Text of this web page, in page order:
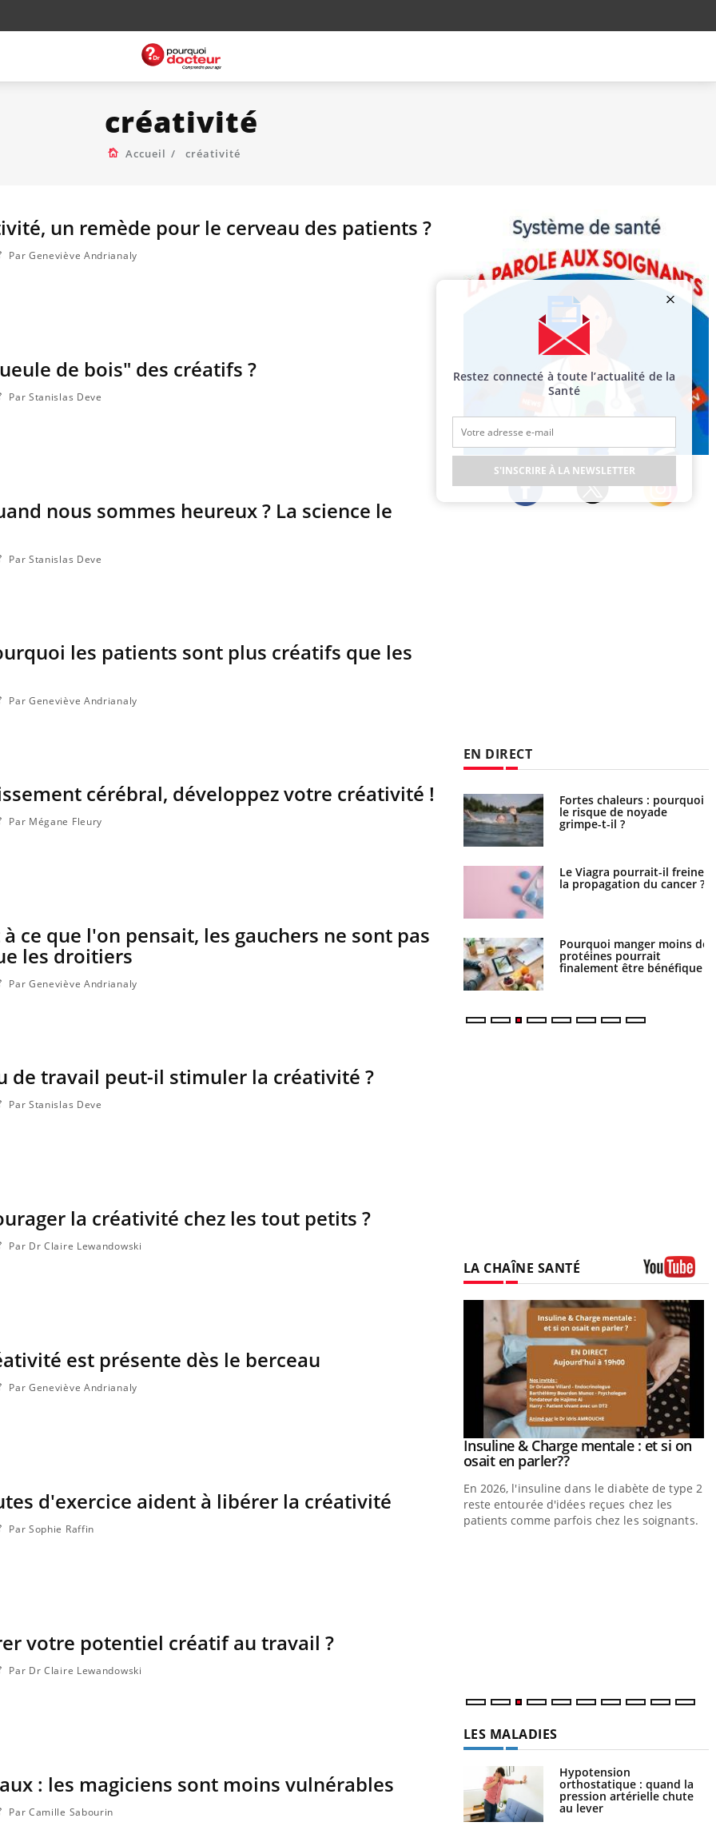
créativité
Accueil créativité
un remède pour le cerveau des patients ?
Par Geneviève Andrianaly
de bois" des créatifs ?
Par Stanislas Deve
nous sommes heureux ? La science le
Par Stanislas Deve
les patients sont plus créatifs que les
Par Geneviève Andrianaly
cérébral, développez votre créativité !
Par Mégane Fleury
ce que l'on pensait, les gauchers ne sont pas
les droitiers
Par Geneviève Andrianaly
de travail peut-il stimuler la créativité ?
Par Stanislas Deve
la créativité chez les tout petits ?
Par Dr Claire Lewandowski
est présente dès le berceau
Par Geneviève Andrianaly
d'exercice aident à libérer la créativité
Par Sophie Raffin
votre potentiel créatif au travail ?
Par Dr Claire Lewandowski
: les magiciens sont moins vulnérables
Par Camille Sabourin
EN DIRECT
La sieste empêche-t-elle de
Pourquoi votre ventre
gâche-t-il les premiers
jours de vos vacances ?
Fortes chaleurs : pourquoi
le risque de noyade
grimpe-t-il ?
Le Viagra pourrait-il freiner
la propagation du cancer ?
Pourquoi manger moins de
protéines pourrait
finalement être bénéfique
Grossesse et chaleur : ce
que dit la science
Le smartphone nuit-il à
l'apprentissage de la
lecture ?
Mordue par une tique en
vacances, elle reste dans le
coma pendant 42 jours
LA CHAÎNE SANTÉ
alopécie… Les symptômes de la
Youtube
Insuline & Charge mentale : et si on
osait en parler??Youtube
En 2026, l'insuline dans le diabète de type 2
reste entourée d'idées reçues chez les
patients comme parfois chez les soignants.
LES MALADIES
Hypotension
orthostatique : quand la
pression artérielle chute
au lever
Restez connecté à toute l’actualité de la
Santé
S'INSCRIRE À LA NEWSLETTER